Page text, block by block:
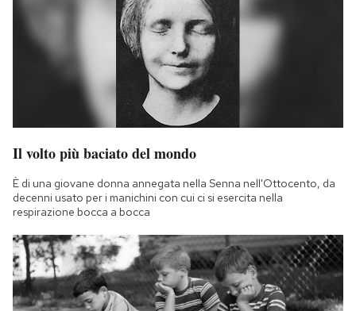
Il volto più baciato del mondo
È di una giovane donna annegata nella Senna nell'Ottocento, da
decenni usato per i manichini con cui ci si esercita nella
respirazione bocca a bocca